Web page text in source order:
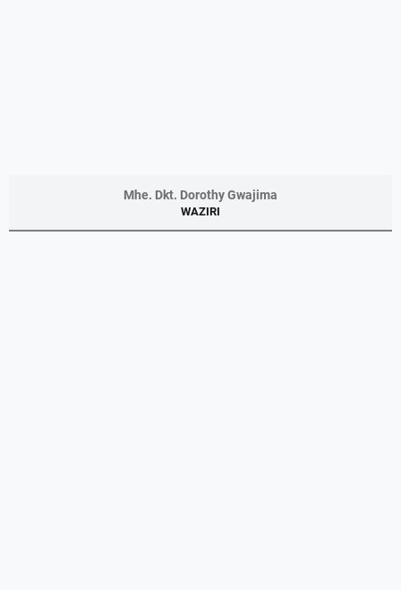
Mhe. Dkt. Dorothy Gwajima
WAZIRI